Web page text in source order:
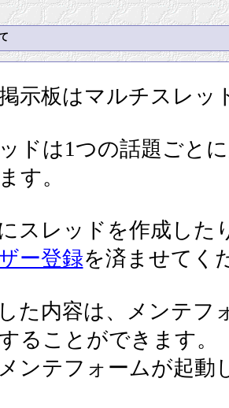
示板はマルチスレッ
ドは1つの話題ごと
す。
スレッドを作成した
ー登録を済ませてく
た内容は、メンテフ
ることができます。
ンテフォームが起動